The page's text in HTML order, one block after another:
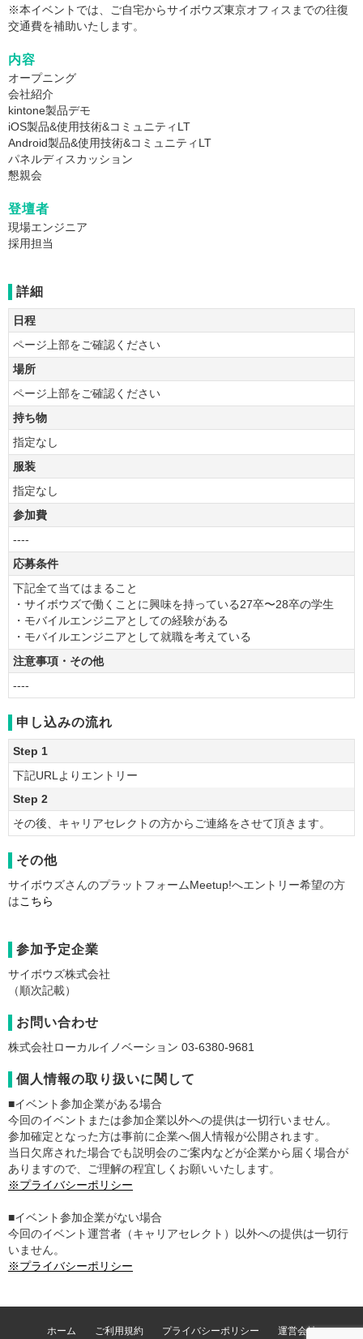
※本イベントでは、ご自宅からサイボウズ東京オフィスまでの往復
交通費を補助いたします。
内容
オープニング
会社紹介
kintone製品デモ
iOS製品&使用技術&コミュニティLT
Android製品&使用技術&コミュニティLT
パネルディスカッション
懇親会
登壇者
現場エンジニア
採用担当
詳細
日程
ページ上部をご確認ください
場所
ページ上部をご確認ください
持ち物
指定なし
服装
指定なし
参加費
----
応募条件
下記全て当てはまること
・サイボウズで働くことに興味を持っている27卒〜28卒の学生
・モバイルエンジニアとしての経験がある
・モバイルエンジニアとして就職を考えている
注意事項・その他
----
申し込みの流れ
Step 1
下記URLよりエントリー
Step 2
その後、キャリアセレクトの方からご連絡をさせて頂きます。
その他
サイボウズさんのプラットフォームMeetup!へエントリー希望の方
はこちら
参加予定企業
サイボウズ株式会社
（順次記載）
お問い合わせ
株式会社ローカルイノベーション 03-6380-9681
個人情報の取り扱いに関して
■イベント参加企業がある場合
今回のイベントまたは参加企業以外への提供は一切行いません。
参加確定となった方は事前に企業へ個人情報が公開されます。
当日欠席された場合でも説明会のご案内などが企業から届く場合が
ありますので、ご理解の程宜しくお願いいたします。
※プライバシーポリシー
■イベント参加企業がない場合
今回のイベント運営者（キャリアセレクト）以外への提供は一切行
いません。
※プライバシーポリシー
ホーム ご利用規約 プライバシーポリシー 運営会社